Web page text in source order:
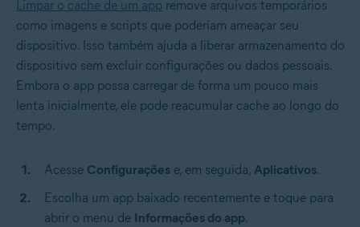
Limpar o cache de um app remove arquivos temporários
como imagens e scripts que poderiam ameaçar seu
dispositivo. Isso também ajuda a liberar armazenamento do
dispositivo sem excluir configurações ou dados pessoais.
Embora o app possa carregar de forma um pouco mais
lenta inicialmente, ele pode reacumular cache ao longo do
tempo.
Acesse Configurações e, em seguida, Aplicativos.
Escolha um app baixado recentemente e toque para
abrir o menu de Informações do app.